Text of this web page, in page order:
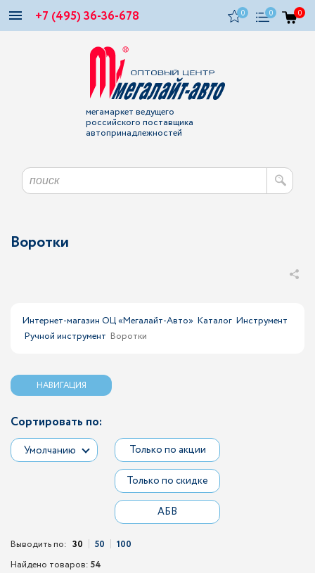
+7 (495) 36-36-678 0 0 0
мегамаркет ведущего
российского поставщика
автопринадлежностей
Воротки
Интернет-магазин ОЦ «Мегалайт-Авто» Каталог Инструмент
Ручной инструмент Воротки
НАВИГАЦИЯ
Сортировать по:
Умолчанию Только по акции
Только по скидке
АБВ
Выводить по: 30 50
100
Найдено товаров: 54